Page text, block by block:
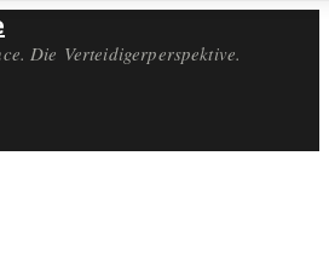
Die Verteidigerperspektive.